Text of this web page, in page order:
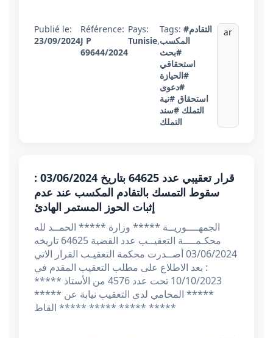
Publié le:
23/09/2024
Référence:
J P
69644/2024
Pays:
Tunisie,
Tags: #التقادم
المكسب
#بحث
استحقاقي
#الحيازة
#دعوى
استحقاق #نية
التملك #سند
التملك
ar
قرار تعقيبي عدد 64625 بتاريخ 03/06/2024 :
سقوط التمسك بالتقادم المكسب عند عدم
إثبات الحوز المستمر الهادئ
الجمهــــوريــة ***** وزارة ***** الحمــد لله
محكـمــــة التعقيــب عدد القضية 64625 تاريخه
03/06/2024 أصــدرت محكمة التعقيـب القرار الاتي
: بعد الاطلاع على مطلب التعقيب المقدم في
10/10/2023 تحت عدد 4576 من الأستاذ *****
***** المحامي لدى التعقيب نيابة عن *****
***** ***** ***** ***** القاط